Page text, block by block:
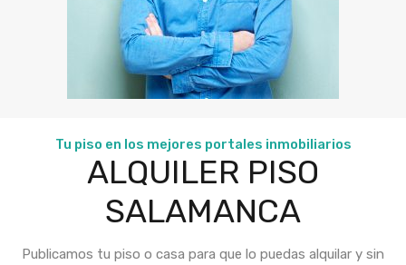
Tu piso en los mejores portales inmobiliarios
ALQUILER PISO
SALAMANCA
Publicamos tu piso o casa para que lo puedas alquilar y sin